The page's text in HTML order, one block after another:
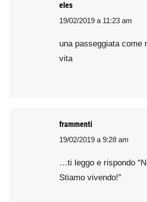
eles
says:
19/02/2019 a 11:23 am
una passeggiata come
vita
frammenti
says:
19/02/2019 a 9:28 am
…ti leggo e rispondo
Stiamo vivendo!”